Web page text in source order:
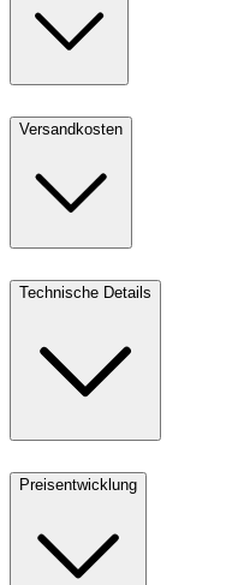
Versandkosten
Technische Details
Preisentwicklung